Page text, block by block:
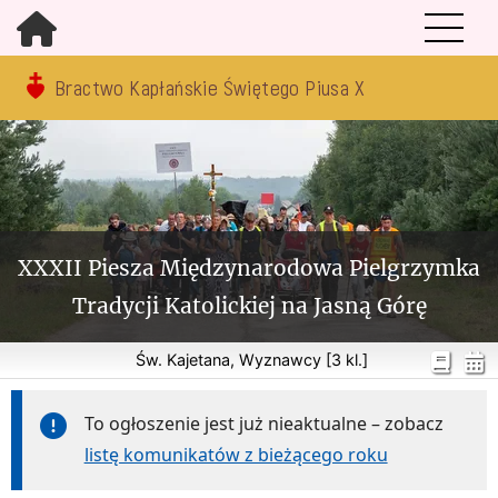
Bractwo Kapłańskie Świętego Piusa X
XXXII Piesza Międzynarodowa Pielgrzymka
Tradycji Katolickiej na Jasną Górę
Św. Kajetana, Wyznawcy [3 kl.]
To ogłoszenie jest już nieaktualne – zobacz
listę komunikatów z bieżącego roku